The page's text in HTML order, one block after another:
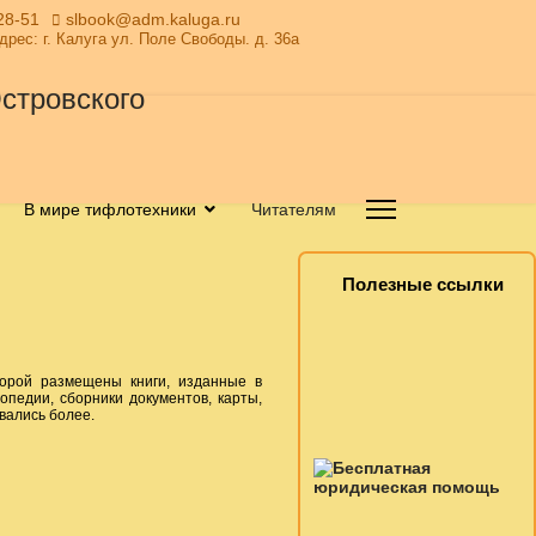
51 slbook@adm.kaluga.ru
г. Калуга ул. Поле Свободы. д. 36а
В мире тифлотехники Читателям
размещены книги, изданные в
сборники документов, карты,
более.
Полезные ссылки